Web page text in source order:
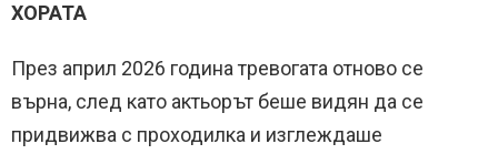
ХОРАТА
През април 2026 година тревогата отново се
върна, след като актьорът беше видян да се
придвижва с проходилка и изглеждаше